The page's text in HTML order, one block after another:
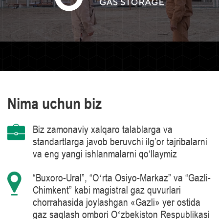
Nima uchun biz
Biz zamonaviy xalqaro talablarga va
standartlarga javob beruvchi ilg’or tajribalarni
va eng yangi ishlanmalarni qo‘llaymiz
“Buxoro-Ural”, “Oʻrta Osiyo-Markaz” va “Gazli-
Chimkent” kabi magistral gaz quvurlari
chorrahasida joylashgan «Gazli» yer ostida
gaz saqlash ombori Oʻzbekiston Respublikasi